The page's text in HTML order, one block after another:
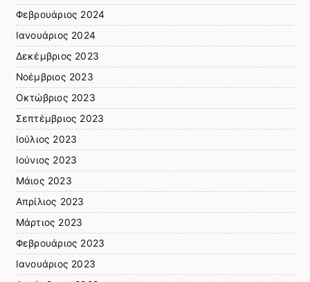
Φεβρουάριος 2024
Ιανουάριος 2024
Δεκέμβριος 2023
Νοέμβριος 2023
Οκτώβριος 2023
Σεπτέμβριος 2023
Ιούλιος 2023
Ιούνιος 2023
Μάιος 2023
Απρίλιος 2023
Μάρτιος 2023
Φεβρουάριος 2023
Ιανουάριος 2023